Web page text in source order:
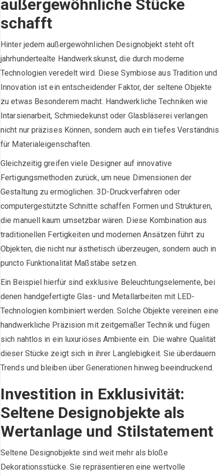
außergewöhnliche Stücke
schafft
Hinter jedem außergewöhnlichen Designobjekt steht oft
jahrhundertealte Handwerkskunst, die durch moderne
Technologien veredelt wird. Diese Symbiose aus Tradition und
Innovation ist ein entscheidender Faktor, der seltene Objekte
zu etwas Besonderem macht. Handwerkliche Techniken wie
Intarsienarbeit, Schmiedekunst oder Glasbläserei verlangen
nicht nur präzises Können, sondern auch ein tiefes Verständnis
für Materialeigenschaften.
Gleichzeitig greifen viele Designer auf innovative
Fertigungsmethoden zurück, um neue Dimensionen der
Gestaltung zu ermöglichen. 3D-Druckverfahren oder
computergestützte Schnitte schaffen Formen und Strukturen,
die manuell kaum umsetzbar wären. Diese Kombination aus
traditionellen Fertigkeiten und modernen Ansätzen führt zu
Objekten, die nicht nur ästhetisch überzeugen, sondern auch in
puncto Funktionalität Maßstäbe setzen.
Ein Beispiel hierfür sind exklusive Beleuchtungselemente, bei
denen handgefertigte Glas- und Metallarbeiten mit LED-
Technologien kombiniert werden. Solche Objekte vereinen eine
handwerkliche Präzision mit zeitgemäßer Technik und fügen
sich nahtlos in ein luxuriöses Ambiente ein. Die wahre Qualität
dieser Stücke zeigt sich in ihrer Langlebigkeit. Sie überdauern
Trends und bleiben über Generationen hinweg beeindruckend.
Investition in Exklusivität:
Seltene Designobjekte als
Wertanlage und Stilstatement
Seltene Designobjekte sind weit mehr als bloße
Dekorationsstücke. Sie repräsentieren eine wertvolle